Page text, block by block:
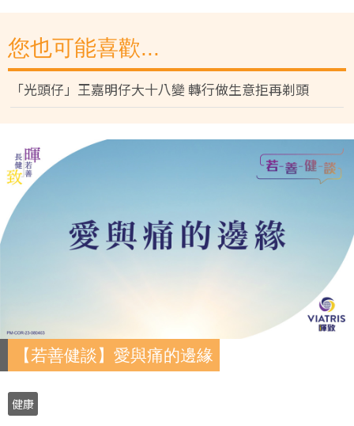
您也可能喜歡...
「光頭仔」王嘉明仔大十八變 轉行做生意拒再剃頭
【若善健談】愛與痛的邊緣
健康